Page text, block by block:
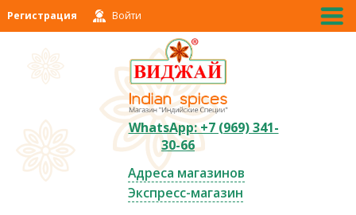
Регистрация Войти
WhatsApp: +7 (969) 341-
30-66
Адреса магазинов
Экспресс-магазин